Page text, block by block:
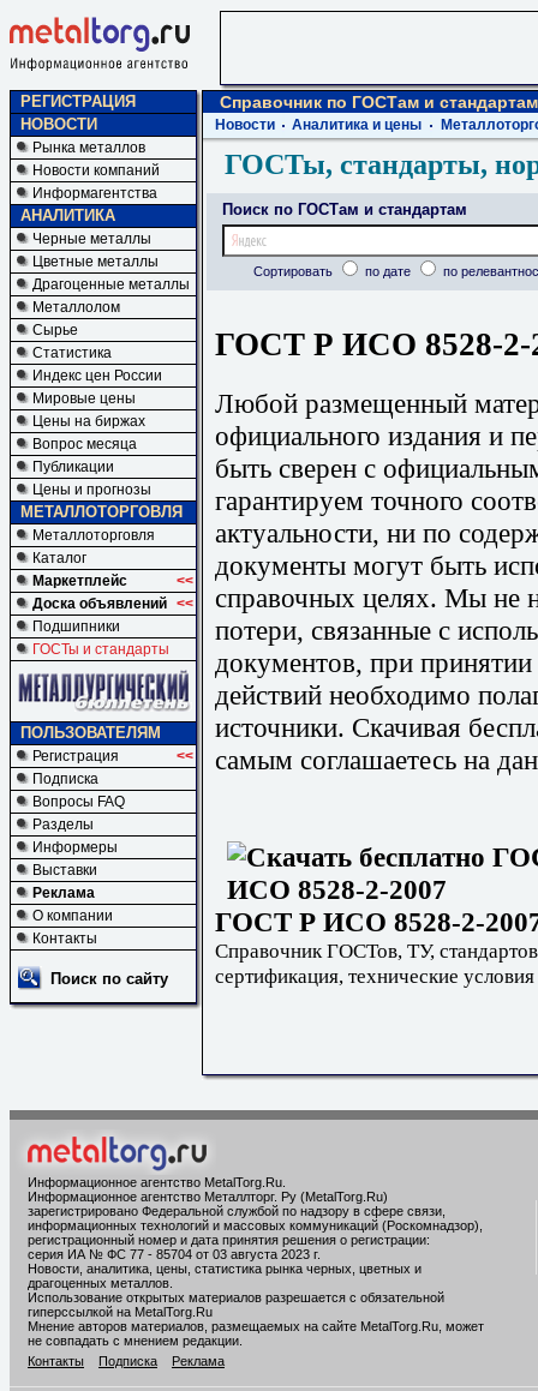
РЕГИСТРАЦИЯ
НОВОСТИ
Рынка металлов
Новости компаний
Информагентства
АНАЛИТИКА
Черные металлы
Цветные металлы
Драгоценные металлы
Металлолом
Сырье
Статистика
Индекс цен России
Мировые цены
Цены на биржах
Вопрос месяца
Публикации
Цены и прогнозы
МЕТАЛЛОТОРГОВЛЯ
Металлоторговля
Каталог
Маркетплейс
<<
Доска объявлений <<
Подшипники
ГОСТы и стандарты
ПОЛЬЗОВАТЕЛЯМ
Регистрация
<<
Подписка
Вопросы FAQ
Разделы
Информеры
Выставки
Реклама
О компании
Контакты
Поиск по сайту
Справочник по ГОСТам и стандартам
Новости Аналитика и цены
ГОСТы, стандарты,
Поиск по ГОСТам и стандартам
Сортировать по дате по
ГОСТ Р ИСО 8528-2-
Любой размещенный
официального издания и
быть сверен с
гарантируем точного
актуальности, ни по
документы могут быть
справочных целях. Мы не
потери, связанные с
документов, при
действий необходимо
источники. Скачивая
самым соглашаетесь на
ГОСТ Р ИСО 8528-2-
Справочник ГОСТов, ТУ,
сертификация, технические условия
Информационное агентство MetalTorg.Ru
Информационное агентство Металлторг. Ру (MetalTorg.Ru)
зарегистрировано Федеральной службой по надзору в сфере связи,
информационных технологий и массовых коммуникаций (Роскомнадзор),
регистрационный номер и дата принятия решения о регистрации:
серия ИА № ФС 77 - 85704 от 03 августа 2023 г.
Новости, аналитика, цены, статистика рынка черных, цветных и
драгоценных металлов.
Использование открытых материалов разрешается с обязательной
гиперссылкой на MetalTorg.Ru
Мнение авторов материалов, размещаемых на сайте MetalTorg.Ru, может
не совпадать с мнением редакции.
Контакты
Подписка Реклама